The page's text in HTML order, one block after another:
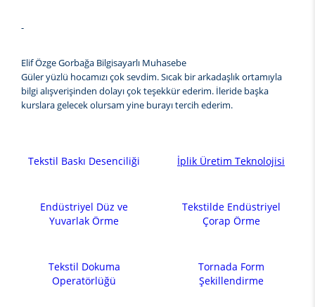
-
Elif Özge Gorbağa Bilgisayarlı Muhasebe
Güler yüzlü hocamızı çok sevdim. Sıcak bir arkadaşlık ortamıyla
bilgi alışverişinden dolayı çok teşekkür ederim. İleride başka
kurslara gelecek olursam yine burayı tercih ederim.
Tekstil Baskı Desenciliği İplik Üretim Teknolojisi
Endüstriyel Düz ve
Yuvarlak Örme
Tekstilde Endüstriyel
Çorap Örme
Tekstil Dokuma
Operatörlüğü
Tornada Form
Şekillendirme